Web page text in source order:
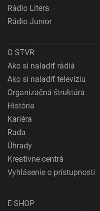
Rádio Litera
Rádio Junior
O STVR
Ako si naladiť rádiá
Ako si naladiť televíziu
Organizačná štruktúra
História
Kariéra
Rada
Úhrady
Kreatívne centrá
Vyhlásenie o prístupnosti
E-SHOP